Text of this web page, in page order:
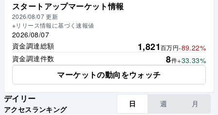
スタートアップマーケット情報
2026/08/07 更新
※リリース情報に基づく速報値
2026/08/07
資金調達総額
1,821百万円-89.22%
資金調達件数
8件+33.33%
マーケットの動向をウォッチ
デイリー
アクセスランキング
日 週 月